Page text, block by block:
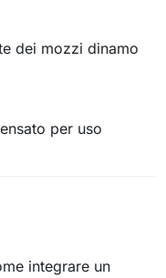
dei mozzi dinamo
per uso
integrare un